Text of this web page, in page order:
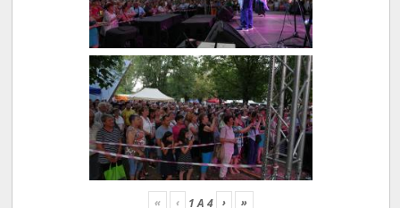
« ‹ 1A 4 › »